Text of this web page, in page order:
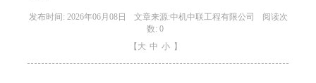
发布时间: 2026年06月08日 文章来源:中机中联工程有限公司
阅读次
数: 0
【 大 中 小 】